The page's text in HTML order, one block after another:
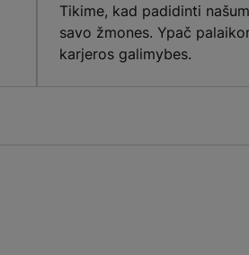
Tikime, kad padidinti
savo žmones. Ypač
karjeros galimybes.